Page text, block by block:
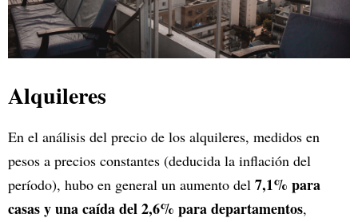
Alquileres
En el análisis del precio de los alquileres, medidos en
pesos a precios constantes (deducida la inflación del
período), hubo en general un aumento del 7,1% para
casas y una caída del 2,6% para departamentos,